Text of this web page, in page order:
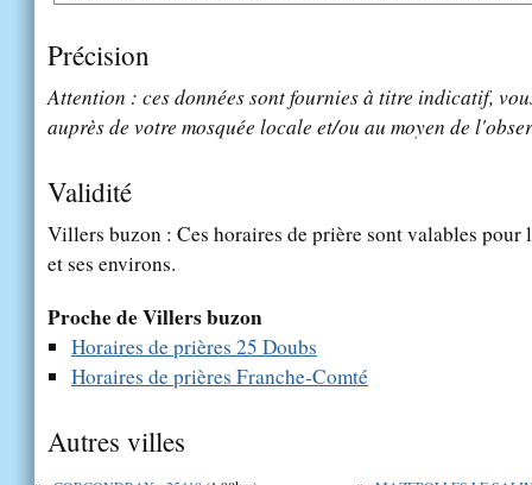
Précision
Attention : ces données sont fournies à titre indicatif,
auprès de votre mosquée locale et/ou au moyen de
Validité
Villers buzon : Ces horaires de prière sont valables
et ses environs.
Proche de Villers buzon
Horaires de prières 25 Doubs
Horaires de prières Franche-Comté
Autres villes